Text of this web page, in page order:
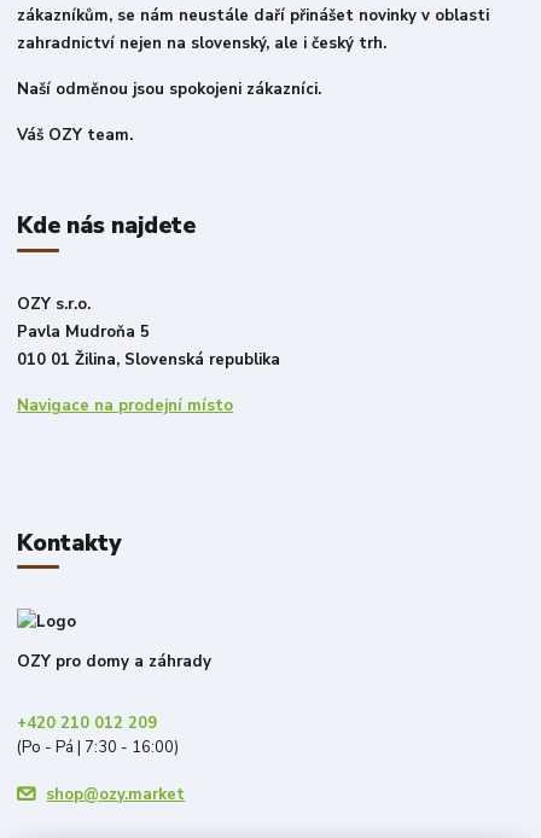
zákazníkům, se nám neustále daří přinášet novinky v oblasti
zahradnictví nejen na slovenský, ale i český trh.
Naší odměnou jsou spokojeni zákazníci.
Váš OZY team.
Kde nás najdete
OZY s.r.o.
Pavla Mudroňa 5
010 01 Žilina, Slovenská republika
Navigace na prodejní místo
Kontakty
OZY pro domy a záhrady
+420 210 012 209
(Po - Pá | 7:30 - 16:00)
shop@ozy.market